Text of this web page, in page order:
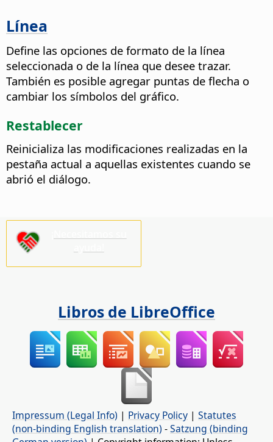
Línea
Define las opciones de formato de la línea
seleccionada o de la línea que desee trazar.
También es posible agregar puntas de flecha o
cambiar los símbolos del gráfico.
Restablecer
Reinicializa las modificaciones realizadas en la
pestaña actual a aquellas existentes cuando se
abrió el diálogo.
Libros de LibreOffice
Impressum (Legal Info) | Privacy Policy | Statutes
(non-binding English translation) -Satzung (binding